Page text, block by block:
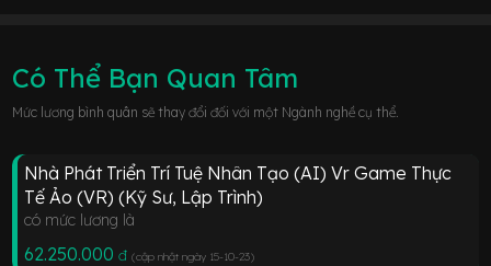
Có Thể Bạn Quan Tâm
Mức lương bình quân sẽ thay đổi đối với một Ngành nghề cụ thể.
Nhà Phát Triển Trí Tuệ Nhân Tạo (AI) Vr Game Thực
Tế Ảo (VR) (Kỹ Sư, Lập Trình)
có mức lương là
62.250.000 đ (cập nhật ngày 15-10-23)